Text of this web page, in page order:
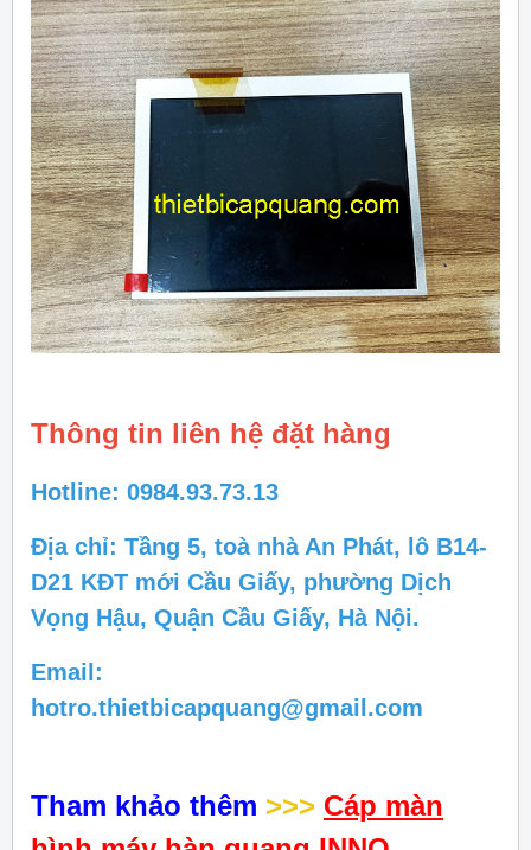
Thông tin liên hệ đặt hàng
Hotline: 0984.93.73.13
Địa chỉ: Tầng 5, toà nhà An Phát, lô B14-
D21 KĐT mới Cầu Giấy, phường Dịch
Vọng Hậu, Quận Cầu Giấy, Hà Nội.
Email:
hotro.thietbicapquang@gmail.com
Tham khảo thêm >>> Cáp màn